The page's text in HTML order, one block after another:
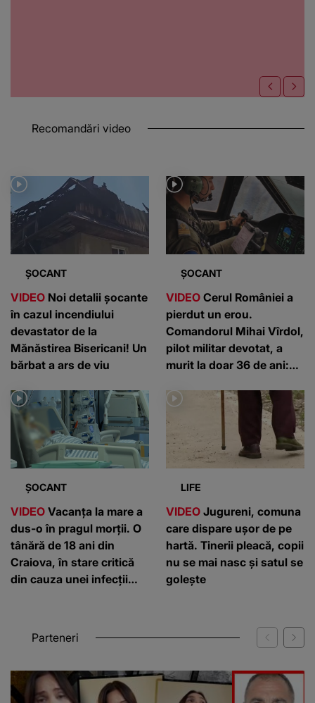
Recomandări video
ȘOCANT
VIDEO Noi detalii șocante
în cazul incendiului
devastator de la
Mănăstirea Bisericani! Un
bărbat a ars de viu
ȘOCANT
VIDEO Cerul României a
pierdut un erou.
Comandorul Mihai Vîrdol,
pilot militar devotat, a
murit la doar 36 de ani:
ȘOCANT
VIDEO Vacanța la mare a
dus-o în pragul morții. O
tânără de 18 ani din
Craiova, în stare critică
din cauza unei infecții
LIFE
VIDEO Jugureni, comuna
care dispare ușor de pe
hartă. Tinerii pleacă, copii
nu se mai nasc și satul se
golește
Parteneri